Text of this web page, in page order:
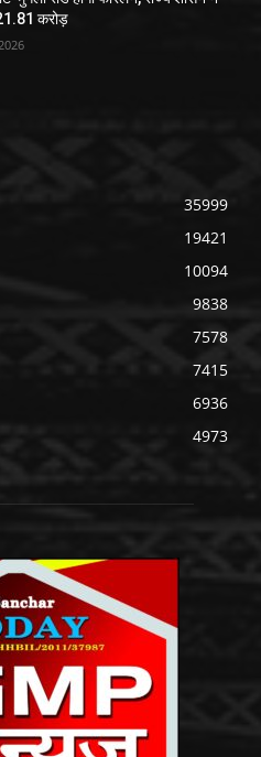
करोड़
35999
19421
10094
9838
7578
7415
6936
4973